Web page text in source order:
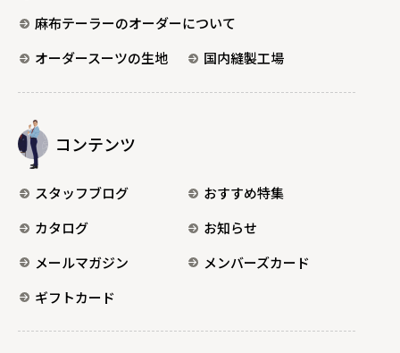
麻布テーラーのオーダーについて
オーダースーツの生地
国内縫製工場
コンテンツ
スタッフブログ
おすすめ特集
カタログ
お知らせ
メールマガジン
メンバーズカード
ギフトカード